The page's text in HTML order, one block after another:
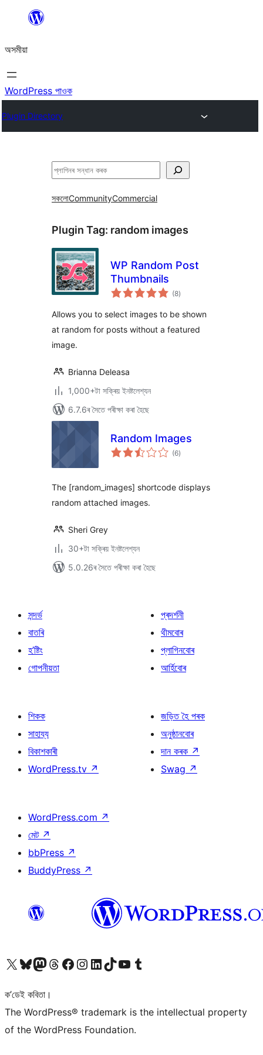
বিষয়বস্তুলৈ
যাওক
অসমীয়া
WordPress পাওক
Plugin Directory
সন্ধান
সকলোCommunityCommercial
Plugin Tag: random images
WP Random Post
Thumbnails
(8টা
মুঠ)
Allows you to select images to be shown
at random for posts without a featured
image.
Brianna Deleasa
1,000+টা সক্ৰিয় ইনষ্টলেশ্যন
6.7.6ৰ সৈতে পৰীক্ষা কৰা হৈছে
Random Images
(6টা
মুঠ)
The [random_images] shortcode displays
random attached images.
Sheri Grey
30+টা সক্ৰিয় ইনষ্টলেশ্যন
5.0.26ৰ সৈতে পৰীক্ষা কৰা হৈছে
সন্দৰ্ভ
বাতৰি
হ’ষ্টিং
গোপনীয়তা
প্ৰদৰ্শনী
থীমবোৰ
প্লাগিনবোৰ
আৰ্হিবোৰ
শিকক
সাহায্য
বিকাশকাৰী
WordPress.tv ↗
জড়িত হৈ পৰক
অনুষ্ঠানবোৰ
দান কৰক ↗
Swag ↗
WordPress.com ↗
মেট ↗
bbPress ↗
BuddyPress ↗
আমাৰ X (আগৰ Twitter) একাউণ্টলৈ যাওকআমাৰ Bluesky একাউণ্টলৈ যাওকআমাৰ Mastodon একাউণ্টলৈ যাওকআমাৰ Threads একাউণ্টলৈ যাওকআমাৰ Facebook পৃষ্ঠালৈ যাওকআমাৰ Instagram একাউণ্টলৈ যাওকআমাৰ LinkedIn একাউণ্টলৈ যাওকআমাৰ TikTok একাউণ্টলৈ যাওকআমাৰ YouTube চেনেললৈ যাওকআমাৰ Tumblr একাউণ্টলৈ যাওক
ক’ডেই কবিতা।
The WordPress® trademark is the intellectual property
of the WordPress Foundation.